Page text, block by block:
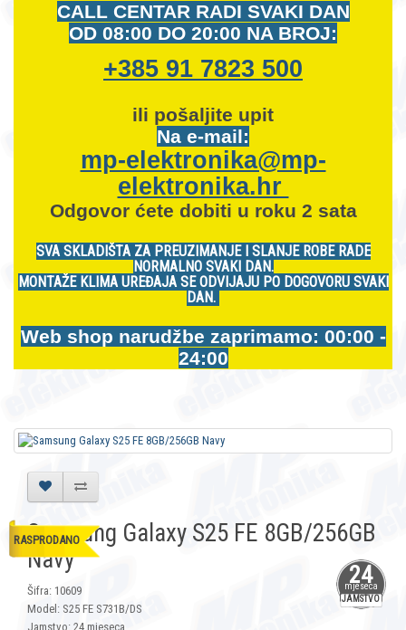
CALL CENTAR RADI SVAKI DAN
OD 08:00 DO 20:00 NA BROJ:
+385 91 7823 500
ili pošaljite upit
Na e-mail:
mp-elektronika@mp-
elektronika.hr
Odgovor ćete dobiti u roku 2 sata
SVA SKLADIŠTA ZA PREUZIMANJE I SLANJE ROBE RADE
NORMALNO SVAKI DAN.
MONTAŽE KLIMA UREĐAJA SE ODVIJAJU PO DOGOVORU SVAKI
DAN.
Web shop narudžbe zaprimamo: 00:00 -
24:00
24
mjeseca
JAMSTVO
RASPRODANO
Samsung Galaxy S25 FE 8GB/256GB
Navy
Šifra: 10609
Model: S25 FE S731B/DS
Jamstvo: 24 mjeseca